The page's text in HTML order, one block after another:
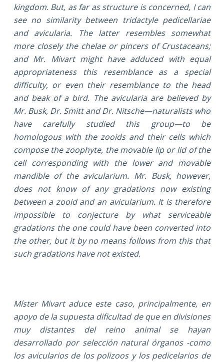
kingdom. But, as far as structure is concerned, I can
see no similarity between tridactyle pedicellariae
and avicularia. The latter resembles somewhat
more closely the chelae or pincers of Crustaceans;
and Mr. Mivart might have adduced with equal
appropriateness this resemblance as a special
difficulty, or even their resemblance to the head
and beak of a bird. The avicularia are believed by
Mr. Busk, Dr. Smitt and Dr. Nitsche—naturalists who
have carefully studied this group—to be
homologous with the zooids and their cells which
compose the zoophyte, the movable lip or lid of the
cell corresponding with the lower and movable
mandible of the avicularium. Mr. Busk, however,
does not know of any gradations now existing
between a zooid and an avicularium. It is therefore
impossible to conjecture by what serviceable
gradations the one could have been converted into
the other, but it by no means follows from this that
such gradations have not existed.
Míster Mivart aduce este caso, principalmente, en
apoyo de la supuesta dificultad de que en divisiones
muy distantes del reino animal se hayan
desarrollado por selección natural órganos -como
los avicularios de los polizoos y los pedicelarios de